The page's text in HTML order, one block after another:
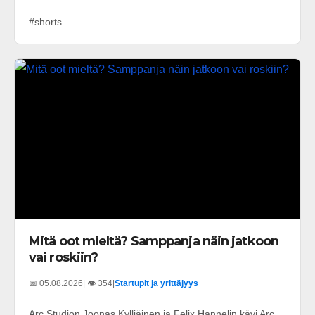
#shorts
Mitä oot mieltä? Samppanja näin jatkoon
vai roskiin?
📅 05.08.2026 | 👁️ 354 Startupit ja yrittäjyys